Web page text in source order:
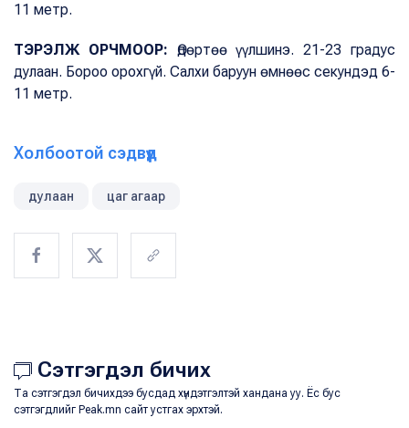
11 метр.
ТЭРЭЛЖ ОРЧМООР: Өдөртөө үүлшинэ. 21-23 градус
дулаан. Бороо орохгүй. Салхи баруун өмнөөс секундэд 6-
11 метр.
Холбоотой сэдвүүд
дулаан цаг агаар
Сэтгэгдэл бичих
Та сэтгэгдэл бичихдээ бусдад хүндэтгэлтэй хандана уу. Ёс бус
сэтгэгдлийг Peak.mn сайт устгах эрхтэй.